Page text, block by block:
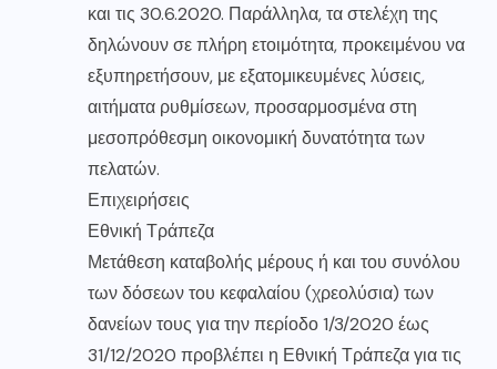
και τις 30.6.2020. Παράλληλα, τα στελέχη της
δηλώνουν σε πλήρη ετοιμότητα, προκειμένου να
εξυπηρετήσουν, με εξατομικευμένες λύσεις,
αιτήματα ρυθμίσεων, προσαρμοσμένα στη
μεσοπρόθεσμη οικονομική δυνατότητα των
πελατών.
Επιχειρήσεις
Εθνική Τράπεζα
Μετάθεση καταβολής μέρους ή και του συνόλου
των δόσεων του κεφαλαίου (χρεολύσια) των
δανείων τους για την περίοδο 1/3/2020 έως
31/12/2020 προβλέπει η Εθνική Τράπεζα για τις